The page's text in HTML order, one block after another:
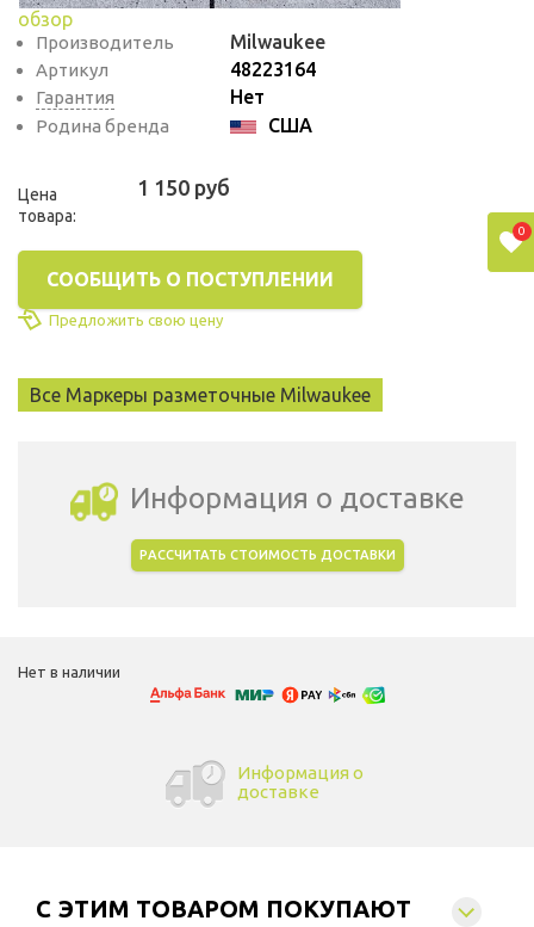
обзор
Производитель Milwaukee
Артикул 48223164
Гарантия Нет
Родина бренда США
Цена
товара:
1 150 руб
СООБЩИТЬ О ПОСТУПЛЕНИИ
Предложить свою цену
Все Маркеры разметочные Milwaukee
Информация о доставке
РАССЧИТАТЬ СТОИМОСТЬ ДОСТАВКИ
Нет в наличии
Информация о
доставке
C ЭТИМ ТОВАРОМ ПОКУПАЮТ
0